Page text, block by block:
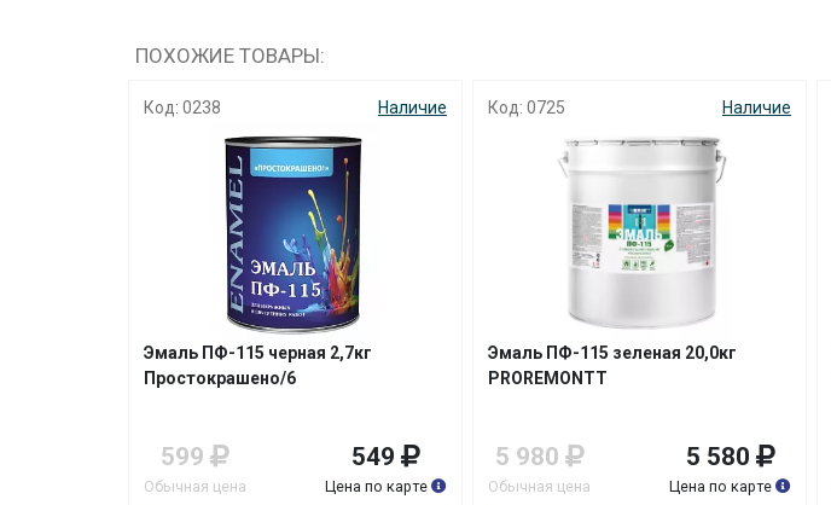
ПОХОЖИЕ ТОВАРЫ:
Код: 0238 Наличие
Эмаль ПФ-115 черная 2,7кг
Простокрашено/6
599
Обычная цена
549
Цена по карте
Код: 0725 Наличие
Эмаль ПФ-115 зеленая 20,0кг
PROREMONTT
5 980
Обычная цена
5 580
Цена по карте